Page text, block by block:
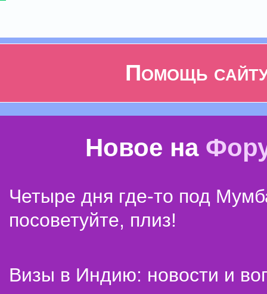
Помощь
Новое на
Четыре дня где-то под
посоветуйте, плиз!
Визы в Индию: новости и